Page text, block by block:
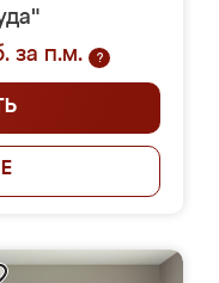
за п.м.
?